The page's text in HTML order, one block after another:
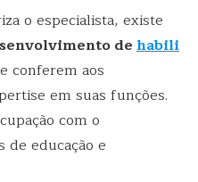
o especialista, existe
dehabili
conferem aos
em suas funções.
com o
de educação e